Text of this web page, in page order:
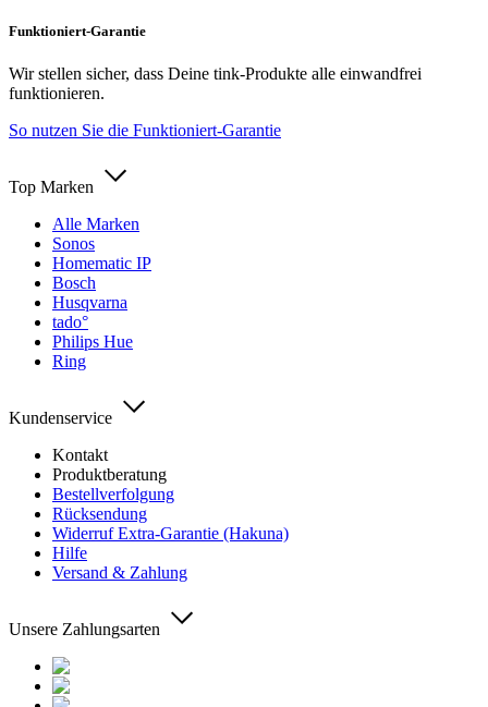
Funktioniert-Garantie
Wir stellen sicher, dass Deine tink-Produkte alle einwandfrei
funktionieren.
So nutzen Sie die Funktioniert-Garantie
Top Marken
Alle Marken
Sonos
Homematic IP
Bosch
Husqvarna
tado°
Philips Hue
Ring
Kundenservice
Kontakt
Produktberatung
Bestellverfolgung
Rücksendung
Widerruf Extra-Garantie (Hakuna)
Hilfe
Versand & Zahlung
Unsere Zahlungsarten